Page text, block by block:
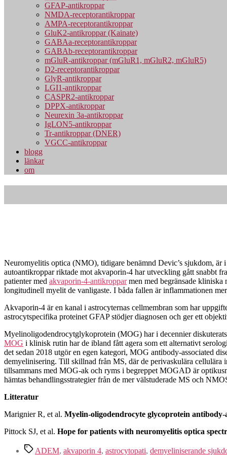
GFAP-antikroppar
NMDA-receptorantikroppar
AMPA-receptorantikroppar
GluK2-antikroppar (Kainate)
GABAa-receptorantikroppar
GABAb-receptorantikroppar
mGluR-antikroppar (mGluR1, mGluR2, mGluR5)
D2-receptorantikroppar
GlyR-antikroppar
LGI1-antikroppar
CASPR2-antikroppar
DPPX-antikroppar
Neurexin 3a-antikroppar
IgLON5-antikroppar
Tr-antikroppar (DNER)
VGCC-antikroppar
blogg
länkar
om
Neuromyelitis optica (NMO), tidigare benämnd Devic’s sjukdom,
autoantikroppar riktade mot akvaporin-4 har utveckling gått snabbt
patienter med akvaporin-4-antikropparmen med begränsade
longitudinell myelit de vanligaste. I båda fallen är inflammationen
Akvaporin-4 är en kanal i astrocyternas cellmembran som har
astrocytspecifika proteinet GFAP stödjer diagnosen och ger ett
Myelinoligodendrocytglykoprotein (MOG) har i decennier
MOG i klinisk rutin har de ibland fått agera som ett alternativt
det sedan 2018 utgör en egen kategori, MOG antibody-associated
demyelinisering. Till skillnad från MS, där de perivaskulära
tillsammans med MOG-ak och ryms i begreppet MOGAD är
hämtas behandlingsstrategier från de mer välstuderade MS och
Litteratur
Marignier R, et al. Myelin-oligodendrocyte glycoprotein antibody-
Pittock SJ, et al. Hope for patients with neuromyelitis optica
Etiketter
ADEM, akvaporin 4, astrocytopati, demyeliniserande